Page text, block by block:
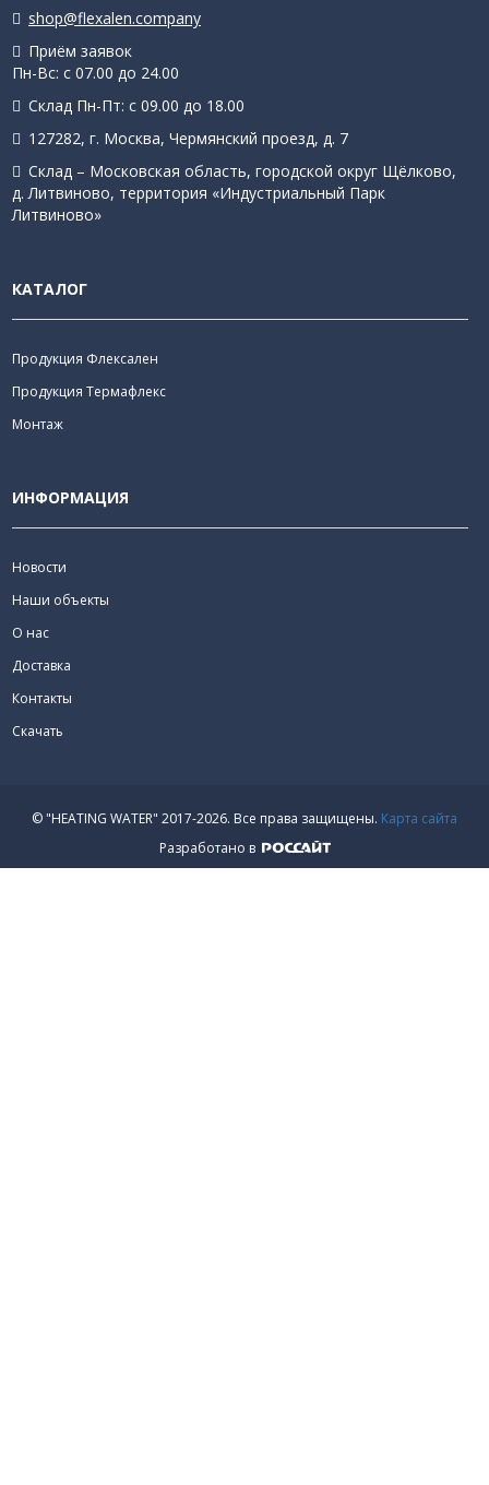
shop@flexalen.company
Приём заявок
Пн-Вс: с 07.00 до 24.00
Склад Пн-Пт: с 09.00 до 18.00
127282, г. Москва, Чермянский проезд, д. 7
Склад – Московская область, городской округ Щёлково,
д. Литвиново, территория «Индустриальный Парк
Литвиново»
КАТАЛОГ
Продукция Флексален
Продукция Термафлекс
Монтаж
ИНФОРМАЦИЯ
Новости
Наши объекты
О нас
Доставка
Контакты
Скачать
© "HEATING WATER" 2017-2026. Все права защищены. Карта сайта
Разработано в